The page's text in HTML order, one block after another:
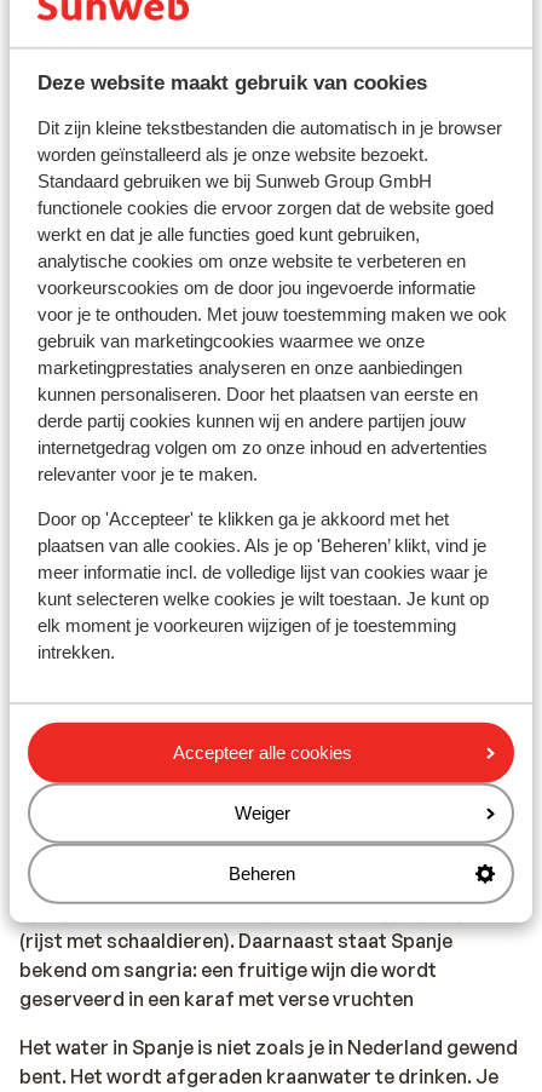
Deze website maakt gebruik van cookies
Dit zijn kleine tekstbestanden die automatisch in je browser
worden geïnstalleerd als je onze website bezoekt.
Standaard gebruiken we bij Sunweb Group GmbH
functionele cookies die ervoor zorgen dat de website goed
werkt en dat je alle functies goed kunt gebruiken,
analytische cookies om onze website te verbeteren en
voorkeurscookies om de door jou ingevoerde informatie
voor je te onthouden. Met jouw toestemming maken we ook
gebruik van marketingcookies waarmee we onze
marketingprestaties analyseren en onze aanbiedingen
kunnen personaliseren. Door het plaatsen van eerste en
derde partij cookies kunnen wij en andere partijen jouw
internetgedrag volgen om zo onze inhoud en advertenties
relevanter voor je te maken.
Door op 'Accepteer' te klikken ga je akkoord met het
plaatsen van alle cookies. Als je op 'Beheren’ klikt, vind je
meer informatie incl. de volledige lijst van cookies waar je
kunt selecteren welke cookies je wilt toestaan. Je kunt op
elk moment je voorkeuren wijzigen of je toestemming
intrekken.
Accepteer alle cookies
Weiger
Beheren
stopcontact is soms wel anders van vorm. In dat geval
kun je een tussenstekker in de supermarkt kopen.
Je dient in het bezit te zijn van een geldig paspoort of
een geldig identiteitsbewijs.
Heb je niet de Nederlandse nationaliteit, dan is het
belangrijk om na te vragen of er andere regels van
toepassing zijn. Dit vraag je na bij de ambassade van
het land waar je heen wilt en de landen waar je doorheen
reist.
Let op!
VoorSpanjegeldt:
In iedere reservering dient er minimaal 1 persoon 18 jaar
of ouder te zijn.
verantwoordelijkheid. Sunweb kan hiervoor niet
aansprakelijk worden gesteld.
Vaccinatie:
Voor actuele informatie betreffende vaccinaties en
de site van LCR: https://www.lcr.nl/.
Alarmnummer:
Het alarmnummer in Spanje voor de politie, ambulance
en brandweer is 112.
Eten & drinken:
Spanje staat bekend om tapas (kleine hapjes) en paella
(rijst met schaaldieren). Daarnaast staat Spanje
bekend om sangria: een fruitige wijn die wordt
geserveerd in een karaf met verse vruchten
Het water in Spanje is niet zoals je in Nederland gewend
bent. Het wordt afgeraden kraanwater te drinken. Je